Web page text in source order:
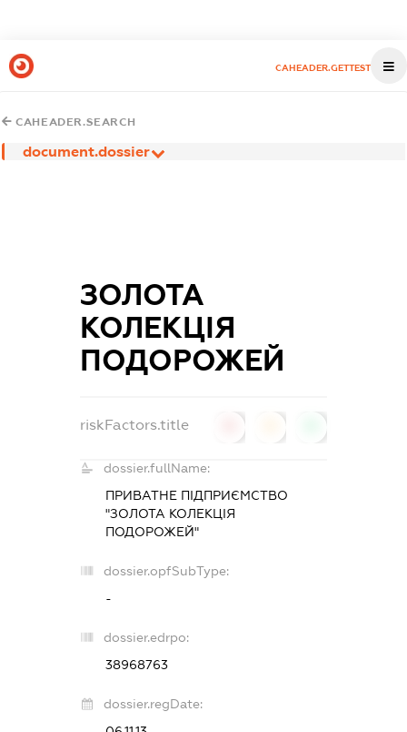
CAHEADER.GETTEST
CAHEADER.SEARCH
document.dossier
ЗОЛОТА
КОЛЕКЦІЯ
ПОДОРОЖЕЙ
riskFactors.title
dossier.fullName:
ПРИВАТНЕ ПІДПРИЄМСТВО
"ЗОЛОТА КОЛЕКЦІЯ
ПОДОРОЖЕЙ"
dossier.opfSubType:
-
dossier.edrpo:
38968763
dossier.regDate: